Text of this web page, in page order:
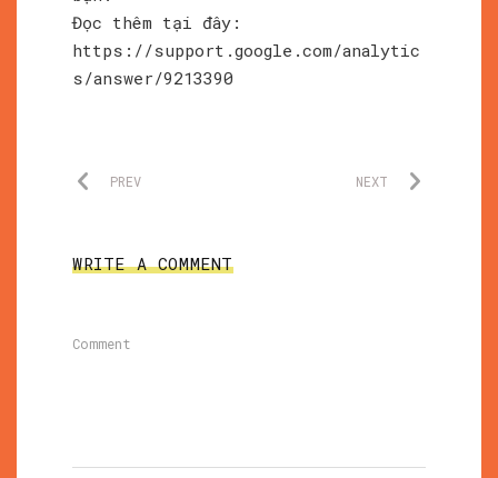
Đọc thêm tại đây:
https://support.google.com/analytic
s/answer/9213390
PREV NEXT
WRITE A COMMENT